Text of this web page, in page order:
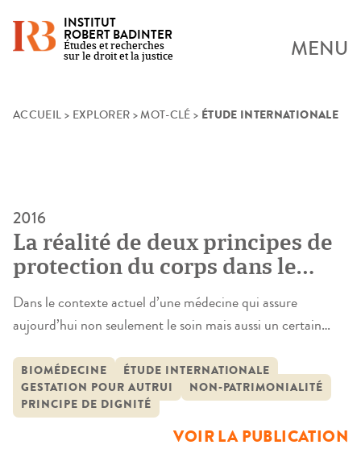
Skip
INSTITUT
ROBERT BADINTER
Études et recherches
sur le droit et la justice
MENU
ACCUEIL > EXPLORER >MOT-CLÉ > ÉTUDE INTERNATIONALE
2016
La réalité de deux principes de
protection du corps dans le
cadre de la biomédecine: la
dignité et la non-patrimonialité.
Étude internationale et
pluridisciplinaire
Dans le contexte actuel d’une médecine qui assure
aujourd’hui non seulement le soin mais aussi un certain
recourir à la disposition du corps d’autrui ou de ses
éléments pour assurer ses finalités (recherche biomédicale,
gestation pour autrui mais aussi prélèvements divers sur le
BIOMÉDECINE
ÉTUDE INTERNATIONALE
GESTATION POUR AUTRUI
NON-PATRIMONIALITÉ
PRINCIPE DE DIGNITÉ
VOIR LA PUBLICATION